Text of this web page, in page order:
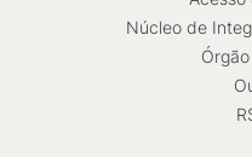
Núcleo de